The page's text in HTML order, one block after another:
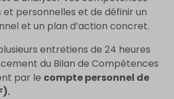
personnelles et de définir un
et un plan d’action concret.
entretiens de 24 heures
du Bilan de Compétences
par le compte personnel de